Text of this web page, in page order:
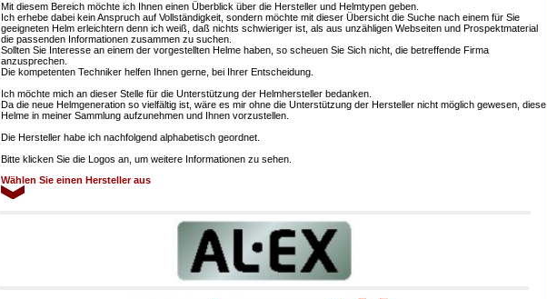
Mit diesem Bereich möchte ich Ihnen einen Überblick über die Hersteller und Helmtypen geben.
Ich erhebe dabei kein Anspruch auf Vollständigkeit, sondern möchte mit dieser Übersicht die Suche nach einem für Sie
geeigneten Helm erleichtern denn ich weiß, daß nichts schwieriger ist, als aus unzähligen Webseiten und Prospektmaterial
die passenden Informationen zusammen zu suchen.
Sollten Sie Interesse an einem der vorgestellten Helme haben, so scheuen Sie Sich nicht, die betreffende Firma
anzusprechen.
Die kompetenten Techniker helfen Ihnen gerne, bei Ihrer Entscheidung.
Ich möchte mich an dieser Stelle für die Unterstützung der Helmhersteller bedanken.
Da die neue Helmgeneration so vielfältig ist, wäre es mir ohne die Unterstützung der Hersteller nicht möglich gewesen, diese
Helme in meiner Sammlung aufzunehmen und Ihnen vorzustellen.
Die Hersteller habe ich nachfolgend alphabetisch geordnet.
Bitte klicken Sie die Logos an, um weitere Informationen zu sehen.
Wählen Sie einen Hersteller aus